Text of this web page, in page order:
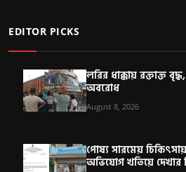
EDITOR PICKS
লরির ধাক্কায় রক্তাক্ত
অবরোধ
August 8, 2026
পোষ্য সারমেয়
অভিযোগ খতিয়ে দেখার